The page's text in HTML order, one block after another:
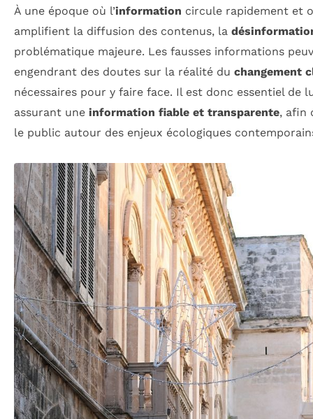
À une époque où l’information circule rapidement et
amplifient la diffusion des contenus, la
problématique majeure. Les fausses informations
engendrant des doutes sur la réalité du changement
nécessaires pour y faire face. Il est donc essentiel de
assurant une information fiable et transparente, afin
le public autour des enjeux écologiques